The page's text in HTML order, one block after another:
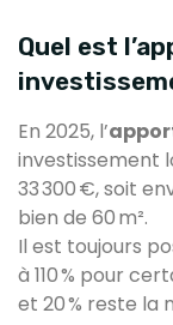
Quel est
En 2025, l’
investissement
33 300 €, soit
bien de 60 m².
Il est toujours
à 110 % pour
et 20 % reste la